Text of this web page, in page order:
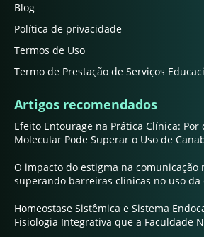
Blog
Política de privacidade
Termos de Uso
Termo de Prestação de Serviços
Artigos recomendados
Efeito Entourage na Prática Clínica: Por
Molecular Pode Superar o Uso de
O impacto do estigma na comunicação
superando barreiras clínicas no uso da
Homeostase Sistêmica e Sistema
Fisiologia Integrativa que a Faculdade